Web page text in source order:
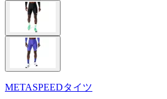
METASPEEDタイツ